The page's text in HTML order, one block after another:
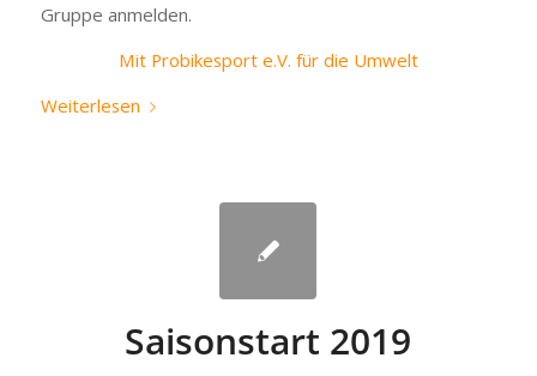
Gruppe anmelden.
Mit Probikesport e.V. für die Umwelt
Weiterlesen
Saisonstart 2019